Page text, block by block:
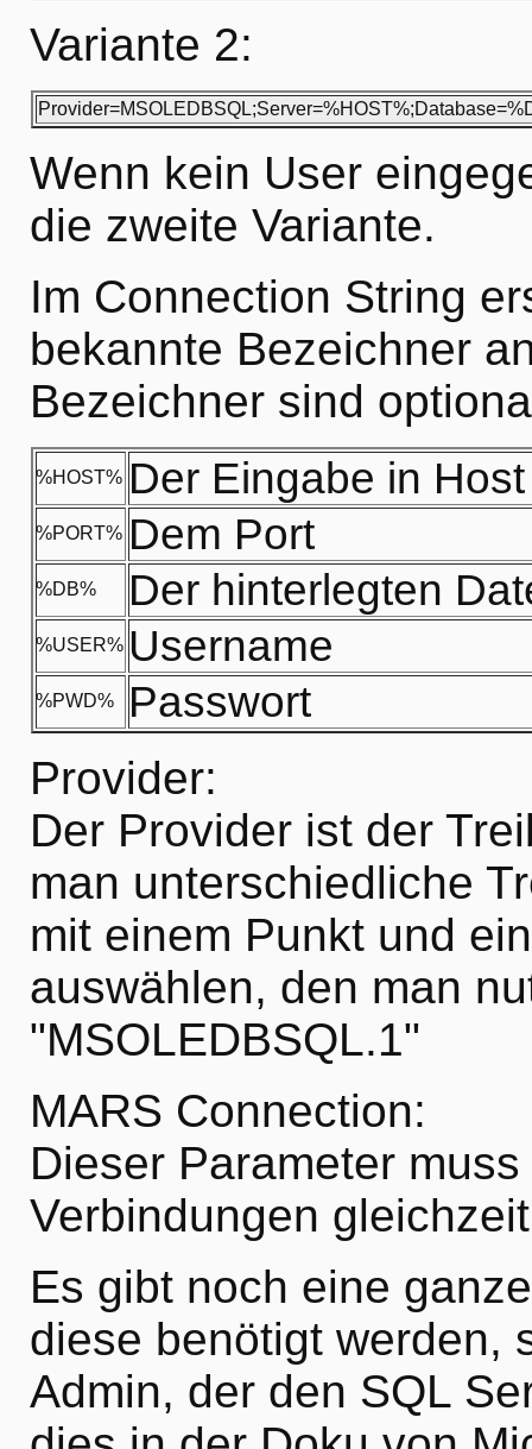
Variante 2:
Wenn kein User
die zweite Variante.
Im Connection String
bekannte Bezeichner
Bezeichner sind
%HOST% Der Eingabe in Host
%PORT% Dem Port
%DB% Der hinterlegten
%USER% Username
%PWD% Passwort
Provider:
Der Provider ist der
man unterschiedliche
mit einem Punkt und
auswählen, den man
"MSOLEDBSQL.1"
MARS Connection:
Dieser Parameter
Verbindungen
Es gibt noch eine
diese benötigt werden,
Admin, der den SQL